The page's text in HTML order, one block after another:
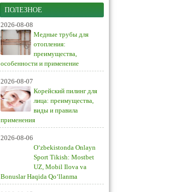
ПОЛЕЗНОЕ
2026-08-08
Медные трубы для
отопления:
преимущества,
особенности и применение
2026-08-07
Корейский пилинг для
лица: преимущества,
виды и правила
применения
2026-08-06
O‘zbekistonda Onlayn
Sport Tikish: Mostbet
UZ, Mobil Ilova va
Bonuslar Haqida Qo‘llanma